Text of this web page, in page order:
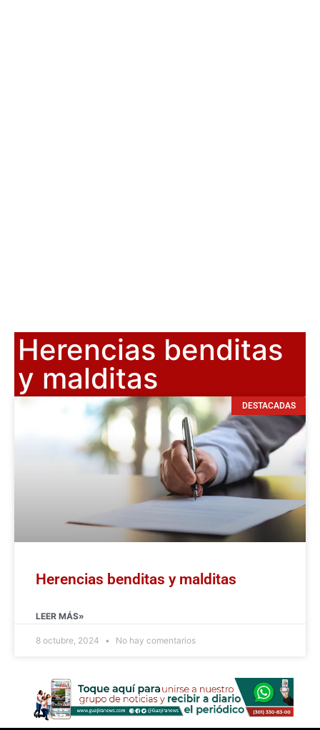
Herencias benditas
y malditas
DESTACADAS
Herencias benditas y malditas
LEER MÁS»
8 octubre, 2024 No hay comentarios